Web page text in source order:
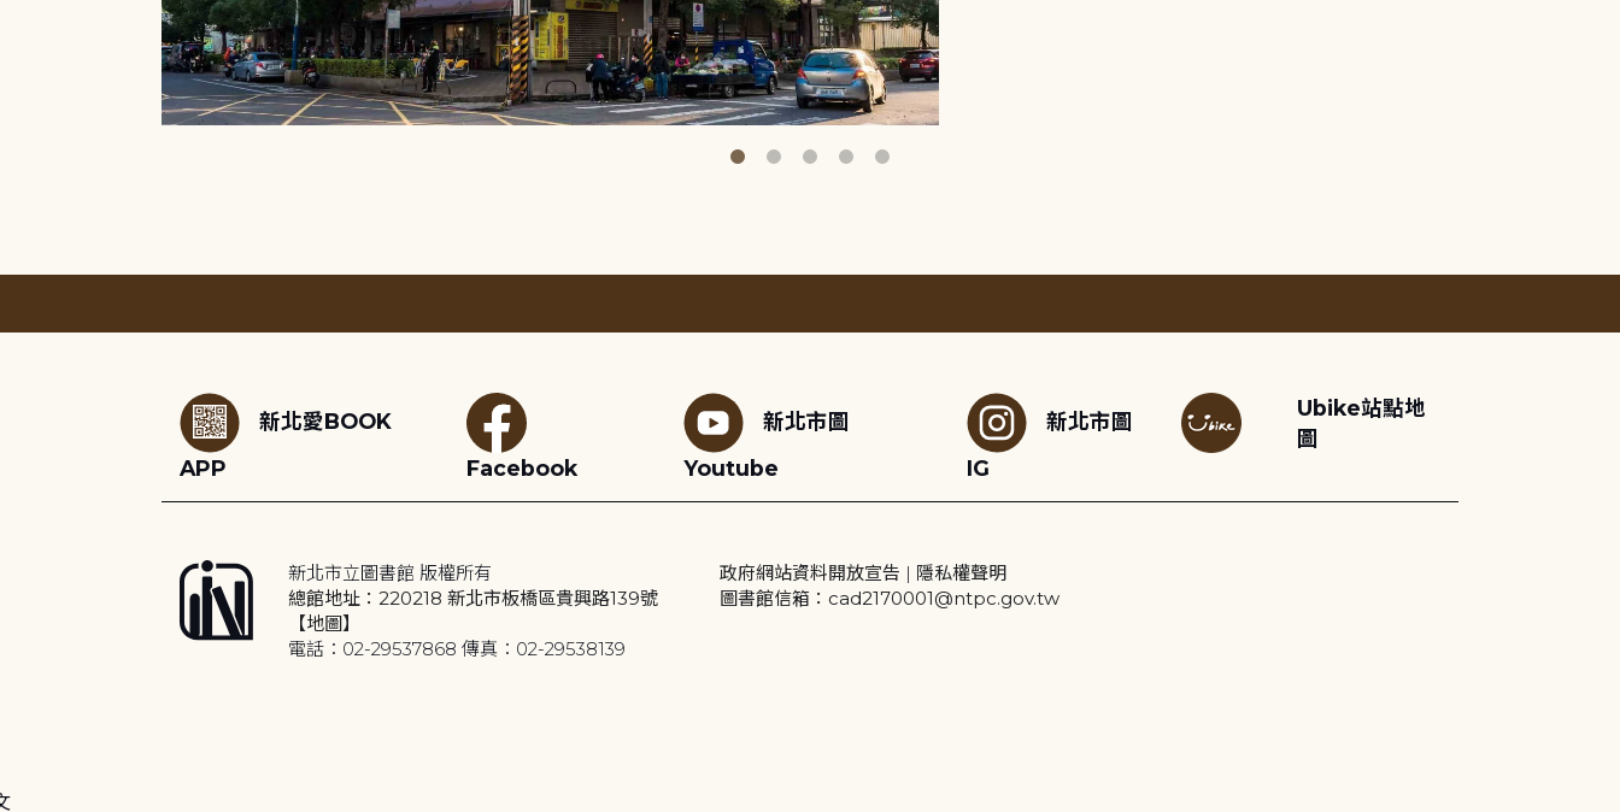
新北愛BOOK
APP
Facebook
新北市圖
Youtube
新北市圖
IG
Ubike站點地
圖
新北市立圖書館 版權所有
總館地址：220218 新北市板橋區貴興路139號
【地圖】
電話：02-29537868 傳真：02-29538139
政府網站資料開放宣告 | 隱私權聲明
圖書館信箱：cad2170001@ntpc.gov.tw